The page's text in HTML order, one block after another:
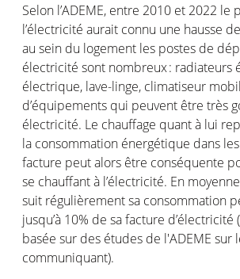
Selon l’ADEME, entre 2010 et 2022 le
l’électricité aurait connu une hausse
au sein du logement les postes de
électricité sont nombreux : radiateurs
électrique, lave-linge, climatiseur
d’équipements qui peuvent être très
électricité. Le chauffage quant à lui
la consommation énergétique dans
facture peut alors être conséquente
se chauffant à l’électricité. En
suit régulièrement sa consommation
jusqu’à 10% de sa facture d’électricité
basée sur des études de l'ADEME sur
communiquant).